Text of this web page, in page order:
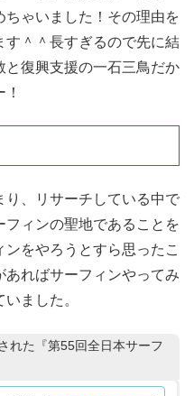
ゃいました！その理由を
＾＾長すぎるので先に結
復興支援の一石三鳥だか
、リサーチしている中で
フィンの聖地であることを
をやろうとすら思ったこ
あればサーフィンやってみ
ました。
れた『第55回全日本サーフ